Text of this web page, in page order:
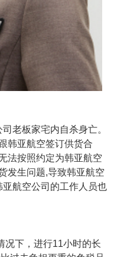
老板家宅内自杀身亡。
韩亚航空签订供货合
法按照约定为韩亚航空
发生问题,导致韩亚航空
航空公司的工作人员也
下，进行11小时的长